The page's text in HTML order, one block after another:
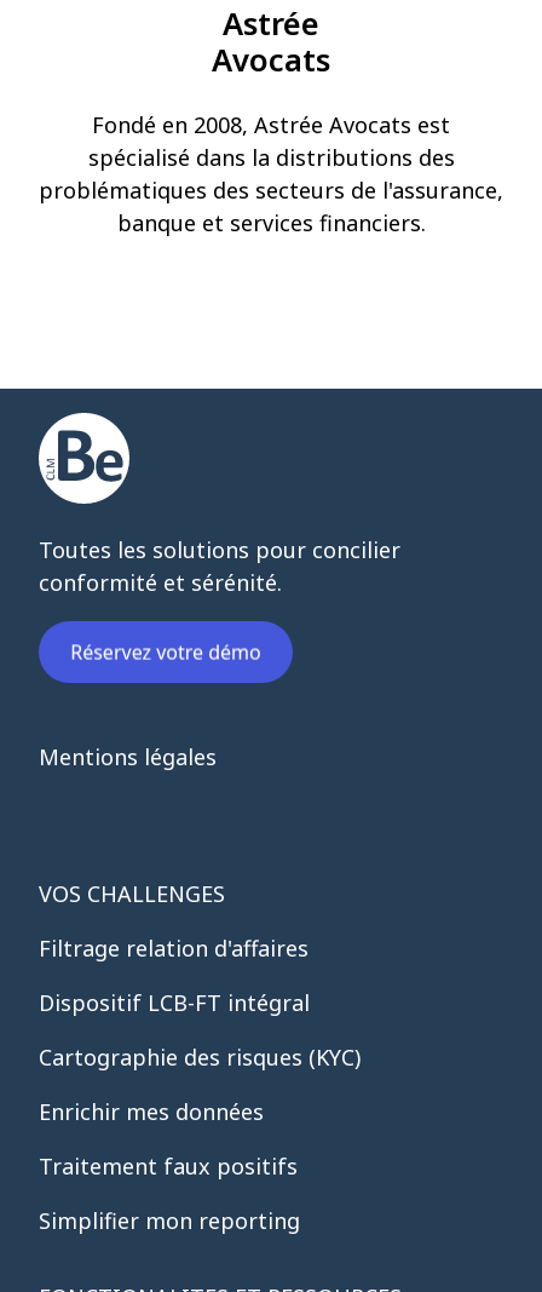
Astrée
Avocats
Fondé en 2008, Astrée Avocats est
spécialisé dans la distributions des
problématiques des secteurs de l'assurance,
banque et services financiers.
Toutes les solutions pour concilier
conformité et sérénité.
Mentions légales
VOS CHALLENGES
Filtrage relation d'affaires
Dispositif LCB-FT intégral
Cartographie des risques (KYC)
Enrichir mes données
Traitement faux positifs
Simplifier mon reporting